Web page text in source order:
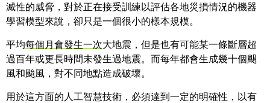
滅性的威脅，對於正在接受訓練以評估各地災損情況的機器
學習模型來說，卻只是一個很小的樣本規模。
平均每個月會發生一次大地震，但是也有可能某一條斷層超
過百年或更長時間未發生過地震。而每年都會生成幾十個颶
風和颱風，對不同地點造成破壞。
用於這方面的人工智慧技術，必須達到一定的明確性，以有